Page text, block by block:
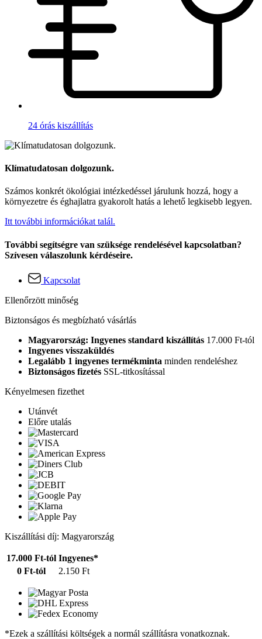
24 órás kiszállítás
Klímatudatosan dolgozunk.
Számos konkrét ökológiai intézkedéssel járulunk hozzá, hogy a
környezetre és éghajlatra gyakorolt hatás a lehető legkisebb legyen.
Itt további információkat talál.
További segítségre van szüksége rendelésével kapcsolatban?
Szívesen válaszolunk kérdéseire.
Kapcsolat
Ellenőrzött minőség
Biztonságos és megbízható vásárlás
Magyarország: Ingyenes standard kiszállítás 17.000 Ft-tól
Ingyenes visszaküldés
Legalább 1 ingyenes termékminta minden rendeléshez
Biztonságos fizetés SSL-titkosítással
Kényelmesen fizethet
Utánvét
Előre utalás
Kiszállítási díj: Magyarország
17.000 Ft-tól Ingyenes*
0 Ft-tól
2.150 Ft
*Ezek a szállítási költségek a normál szállításra vonatkoznak.